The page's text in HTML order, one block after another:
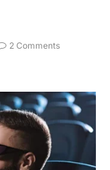
2 Comments